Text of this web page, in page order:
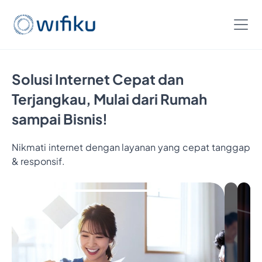
Solusi Internet Cepat dan
Terjangkau, Mulai dari Rumah
sampai Bisnis!
Nikmati internet dengan layanan yang cepat tanggap
& responsif.
Bayar
Nikmatin
Bulan
Internetan
Cukup
Bayar